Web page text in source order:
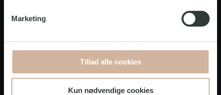
Marketing
Tillad alle cookies
Kun nødvendige cookies